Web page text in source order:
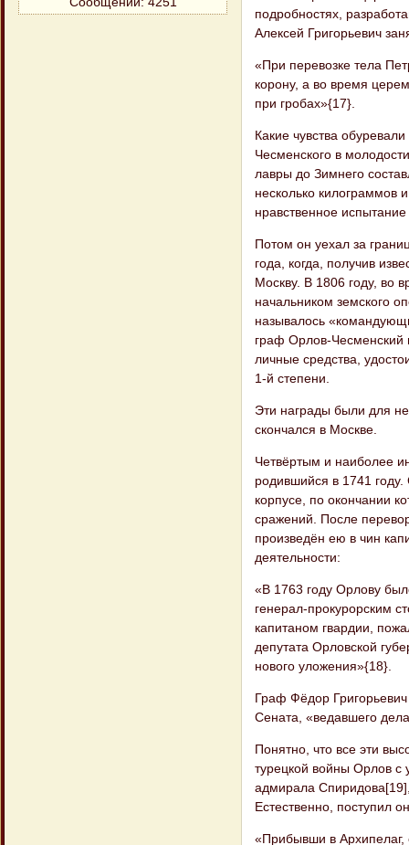
подробностях,
Алексей Григорьевич
«При перевозке тела
корону, а во время
при гробах»{17}.
Какие чувства
Чесменского в
лавры до Зимнего
несколько килограммов
нравственное
Потом он уехал за
года, когда, получив
Москву. В 1806 году, во
начальником земского
называлось
граф Орлов-Чесменский
личные средства,
1-й степени.
Эти награды были для
скончался в Москве.
Четвёртым и наиболее
родившийся в 1741
корпусе, по окончании
сражений. После
произведён ею в чин
деятельности:
«В 1763 году Орлову
генерал-прокурорским
капитаном гвардии,
депутата Орловской
нового уложения»{18}.
Граф Фёдор
Сената, «ведавшего
Понятно, что все эти
турецкой войны Орлов с
адмирала
Естественно, поступил
«Прибывши в Архипелаг,